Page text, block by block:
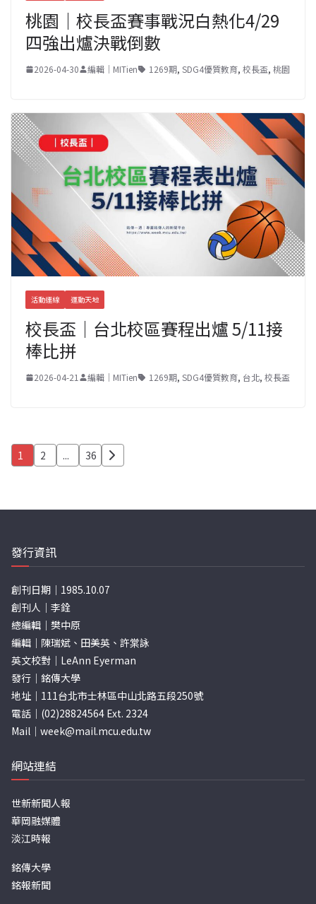
桃園｜校長盃賽事戰況白熱化4/29
四強出爐決戰倒數
2026-04-30 編輯｜MITien 1269期, SDG4優質教育, 校長盃, 桃園
活動連線 運動天地
校長盃｜台北校區賽程出爐 5/11接
棒比拼
2026-04-21 編輯｜MITien 1269期, SDG4優質教育, 台北, 校長盃
文
分
頁
1 2 ... 36
發行資訊
創刊日期｜1985.10.07
創刊人｜李銓
總編輯｜樊中原
編輯｜陳瑞斌、田美英、許棠詠
英文校對｜LeAnn Eyerman
發行｜銘傳大學
地址｜111台北市士林區中山北路五段250號
電話｜(02)28824564 Ext. 2324
Mail｜ week@mail.mcu.edu.tw
網站連結
世新新聞人報
華岡融媒體
淡江時報
銘傳大學
銘報新聞